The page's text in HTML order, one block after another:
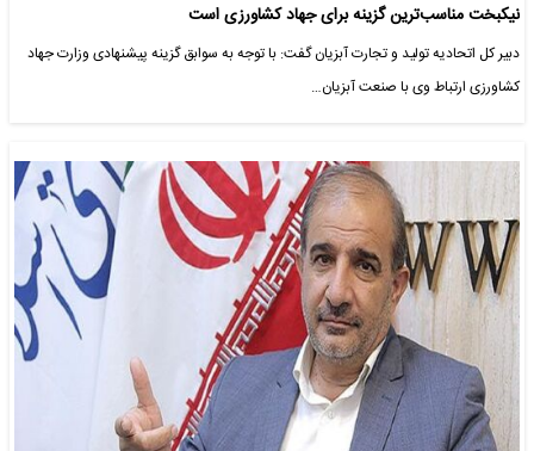
نیکبخت مناسب‌ترین گزینه برای جهاد کشاورزی است
دبیر کل اتحادیه تولید و تجارت آبزیان گفت: با توجه به سوابق گزینه پیشنهادی وزارت جهاد
کشاورزی ارتباط وی با صنعت آبزیان…